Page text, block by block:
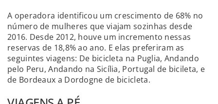
A operadora identificou um crescimento de 68% no
número de mulheres que viajam sozinhas desde
2016. Desde 2012, houve um incremento nessas
reservas de 18,8% ao ano. E elas preferiram as
seguintes viagens: De bicicleta na Puglia, Andando
pelo Peru, Andando na Sicília, Portugal de bicileta, e
de Bordeaux a Dordogne de bicicleta.